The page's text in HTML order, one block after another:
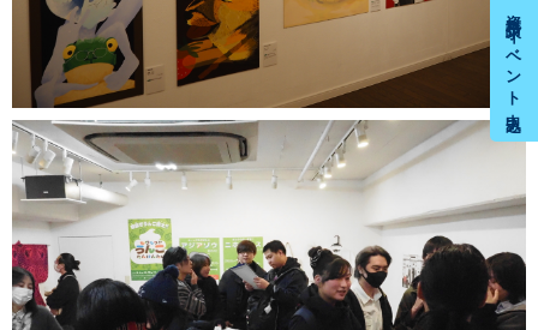
資料請求・イベント申込み